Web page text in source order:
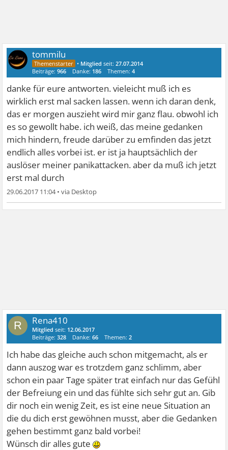
tommilu
• Mitglied seit:27.07.2014
Beiträge:966 Danke: 186 Themen:4
danke für eure antworten. vieleicht muß ich es
wirklich erst mal sacken lassen. wenn ich daran denk,
das er morgen auszieht wird mir ganz flau. obwohl ich
es so gewollt habe. ich weiß, das meine gedanken
mich hindern, freude darüber zu emfinden das jetzt
endlich alles vorbei ist. er ist ja hauptsächlich der
auslöser meiner panikattacken. aber da muß ich jetzt
erst mal durch
29.06.2017 11:04•
R Rena410
Mitglied seit: 12.06.2017
Beiträge:328 Danke:66 Themen:2
Ich habe das gleiche auch schon mitgemacht, als er
dann auszog war es trotzdem ganz schlimm, aber
schon ein paar Tage später trat einfach nur das Gefühl
der Befreiung ein und das fühlte sich sehr gut an. Gib
dir noch ein wenig Zeit, es ist eine neue Situation an
die du dich erst gewöhnen musst, aber die Gedanken
gehen bestimmt ganz bald vorbei!
Wünsch dir alles gute